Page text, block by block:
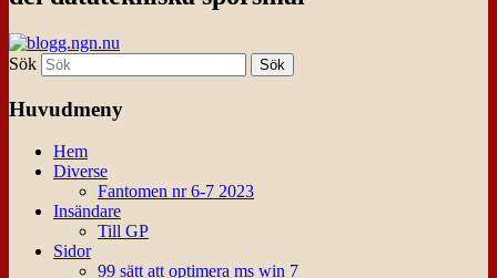
Sök
Huvudmeny
Hem
Diverse
Fantomen nr 6-7 2023
Insändare
Till GP
Sidor
99 sätt att optimera ms win 7